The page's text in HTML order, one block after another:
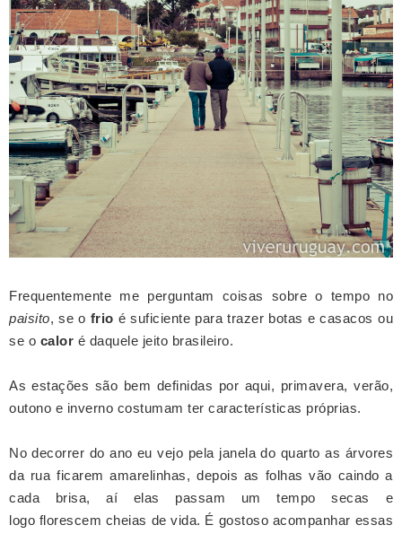
Frequentemente me perguntam coisas sobre o tempo no
paisito, se o frio é suficiente para trazer botas e casacos ou
se o calor é daquele jeito brasileiro.
As estações são bem definidas por aqui, primavera, verão,
outono e inverno costumam ter características próprias.
No decorrer do ano eu vejo pela janela do quarto as árvores
da rua ficarem amarelinhas, depois as folhas vão caindo a
cada brisa, aí elas passam um tempo secas e
logo florescem cheias de vida. É gostoso acompanhar essas